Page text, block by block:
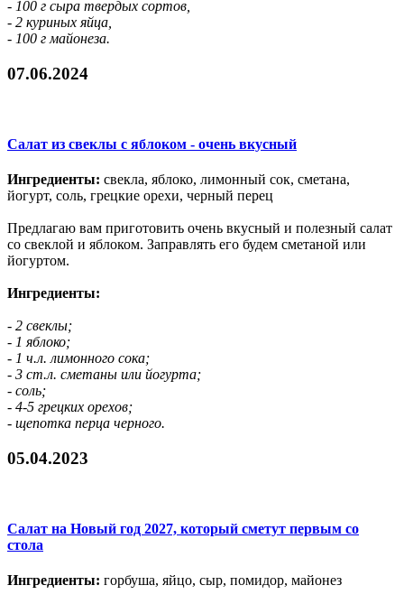
- 100 г сыра твердых сортов,
- 2 куриных яйца,
- 100 г майонеза.
07.06.2024
Салат из свеклы с яблоком - очень вкусный
Ингредиенты: свекла, яблоко, лимонный сок, сметана,
йогурт, соль, грецкие орехи, черный перец
Предлагаю вам приготовить очень вкусный и полезный салат
со свеклой и яблоком. Заправлять его будем сметаной или
йогуртом.
Ингредиенты:
- 2 свеклы;
- 1 яблоко;
- 1 ч.л. лимонного сока;
- 3 ст.л. сметаны или йогурта;
- соль;
- 4-5 грецких орехов;
- щепотка перца черного.
05.04.2023
Салат на Новый год 2027, который сметут первым со
стола
Ингредиенты: горбуша, яйцо, сыр, помидор, майонез